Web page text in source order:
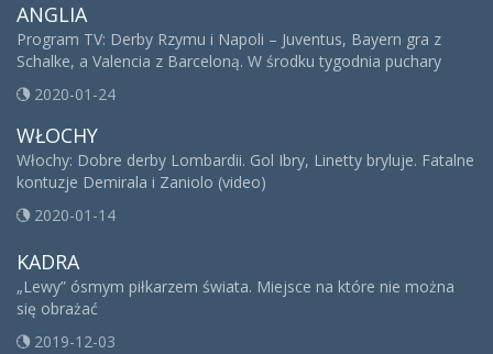
ANGLIA
Program TV: Derby Rzymu i Napoli – Juventus, Bayern gra z
Schalke, a Valencia z Barceloną. W środku tygodnia puchary
2020-01-24
WŁOCHY
Włochy: Dobre derby Lombardii. Gol Ibry, Linetty bryluje. Fatalne
kontuzje Demirala i Zaniolo (video)
2020-01-14
KADRA
„Lewy” ósmym piłkarzem świata. Miejsce na które nie można
się obrażać
2019-12-03